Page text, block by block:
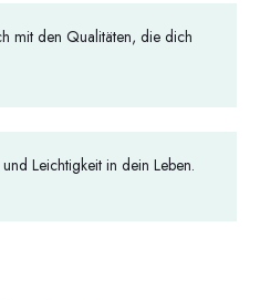
mit den Qualitäten, die dich
Leichtigkeit in dein Leben.